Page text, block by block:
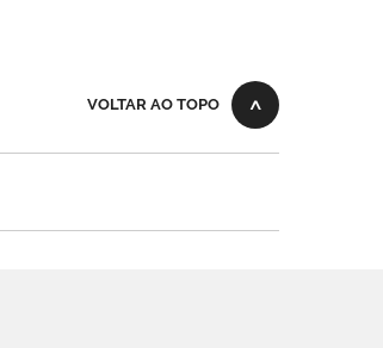
VOLTAR AO TOPO